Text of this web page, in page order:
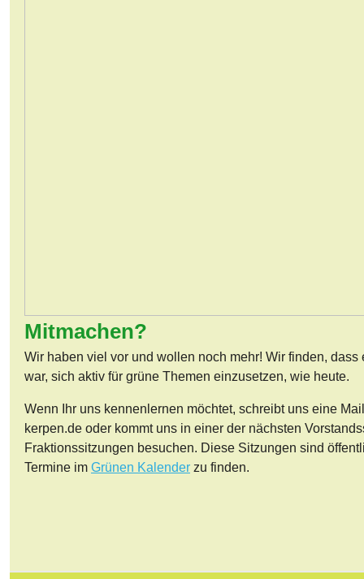
Mitmachen?
Wir haben viel vor und wollen noch mehr! Wir finden, dass
war, sich aktiv für grüne Themen einzusetzen, wie heute.
Wenn Ihr uns kennenlernen möchtet, schreibt uns eine
kerpen.de oder kommt uns in einer der nächsten
Fraktionssitzungen besuchen. Diese Sitzungen sind
Termine im Grünen Kalender zu finden.